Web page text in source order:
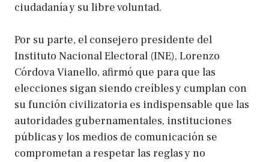
ciudadanía y su libre voluntad.
Por su parte, el consejero presidente del
Instituto Nacional Electoral (INE), Lorenzo
Córdova Vianello, afirmó que para que las
elecciones sigan siendo creíbles y cumplan con
su función civilizatoria es indispensable que las
autoridades gubernamentales, instituciones
públicas y los medios de comunicación se
comprometan a respetar las reglas y no